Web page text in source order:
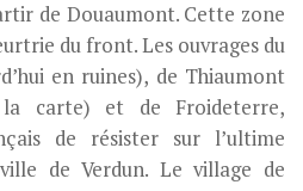
de Douaumont. Cette zone
du front. Les ouvrages du
en ruines), de Thiaumont
carte) et de Froideterre,
de résister sur l’ultime
de Verdun. Le village de